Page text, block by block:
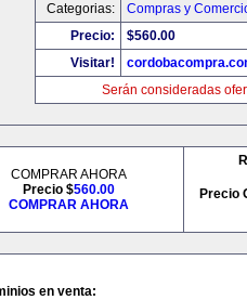
Categorias:
Compras y
Precio:
$560.00
Visitar!
Serán consideradas
COMPRAR AHORA
Precio $560.00
COMPRAR AHORA
Precio
en venta: